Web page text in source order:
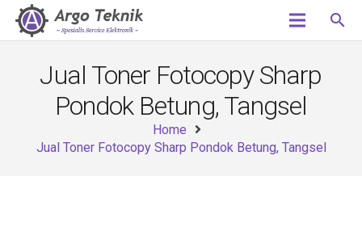
search
Jual Toner Fotocopy Sharp
Pondok Betung, Tangsel
Home
Jual Toner Fotocopy Sharp Pondok Betung, Tangsel